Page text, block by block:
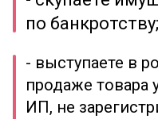
по банкротству;
- выступаете в
продаже товара
ИП, не